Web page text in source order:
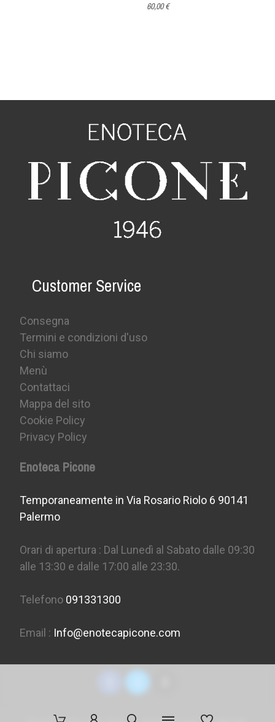
60,00 €
Customer Service
Consegna
Termini e condizioni d'uso
Chi siamo
Menù
Contattaci
Mappa del sito
Cookie Policy
Privacy Policy
Enoteca Picone
Temporaneamente in Via Rosario Riolo 6 90141
Palermo
Orari di apertura : Dal Lunedì al Sabato dalle 09:30
alle 13:30 e dalle 17:00 alle 23:30.
Telefono 091331300
Email : Info@enotecapicone.com